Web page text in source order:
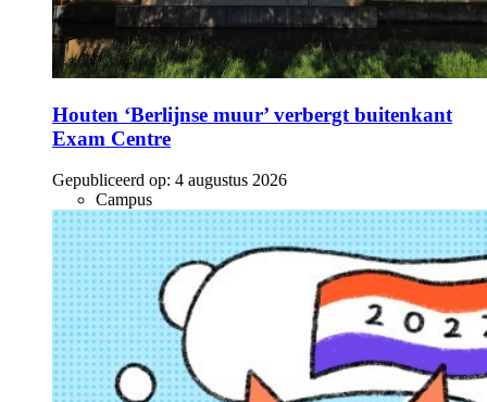
Houten ‘Berlijnse muur’ verbergt buitenkant
Exam Centre
Gepubliceerd op: 4 augustus 2026
Campus